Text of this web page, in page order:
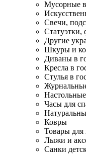
Мусорные
Свечи,
Статуэтки,
Другие
Шкуры и
Диваны в
Кресла в
Стулья в
Часы для
Ковры
Товары для
Лыжи и
Санки